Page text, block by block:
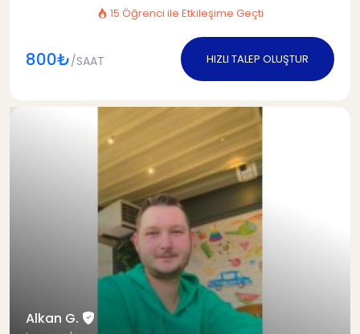
15 Öğrenci ile Etkileşime Geçti
800₺/SAAT HIZLI TALEP OLUŞTUR
Alkan G.